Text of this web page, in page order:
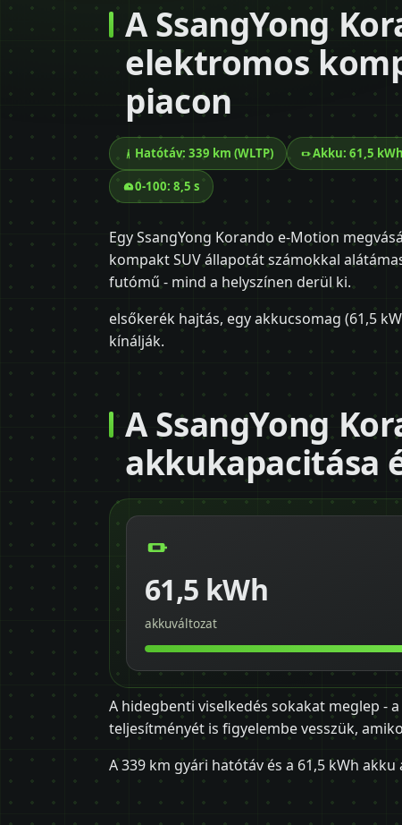
A SsangYong
elektromos
piacon
Hatótáv: 339 km (WLTP) Akku: 61,5 kWh
0-100: 8,5 s
Egy SsangYong Korando e-Motion
kompakt SUV állapotát számokkal
futómű - mind a helyszínen derül ki.
elsőkerék hajtás, egy akkucsomag (61,5
kínálják.
A SsangYong
akkukapacitása
61,5 kWh
akkuváltozat
A hidegbenti viselkedés sokakat meglep -
teljesítményét is figyelembe vesszük,
A 339 km gyári hatótáv és a 61,5 kWh